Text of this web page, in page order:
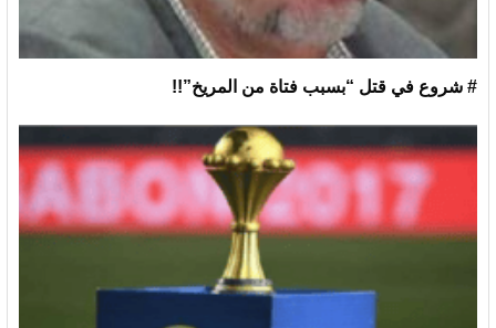
# شروع في قتل “بسبب فتاة من المريخ”!!